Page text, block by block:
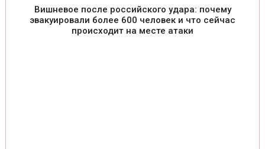
Вишневое после российского удара: почему
эвакуировали более 600 человек и что сейчас
происходит на месте атаки